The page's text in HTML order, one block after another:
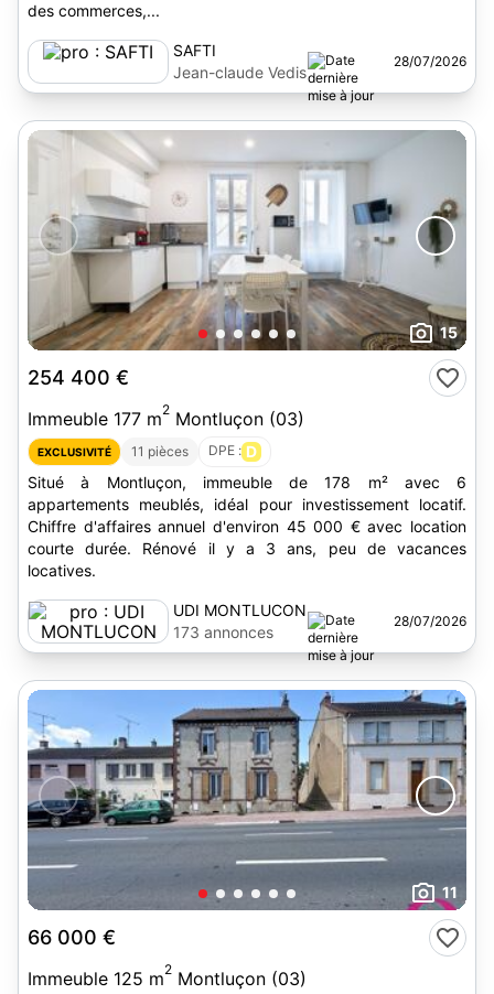
des commerces,...
SAFTI
Jean-claude Vedis
28/07/2026
15
254 400 €
Immeuble 177 m2 Montluçon (03)
EXCLUSIVITÉ 11 pièces DPE : D
Situé à Montluçon, immeuble de 178 m² avec 6
appartements meublés, idéal pour investissement locatif.
Chiffre d'affaires annuel d'environ 45 000 € avec location
courte durée. Rénové il y a 3 ans, peu de vacances
locatives.
UDI MONTLUCON
173 annonces
28/07/2026
11
66 000 €
Immeuble 125 m2 Montluçon (03)